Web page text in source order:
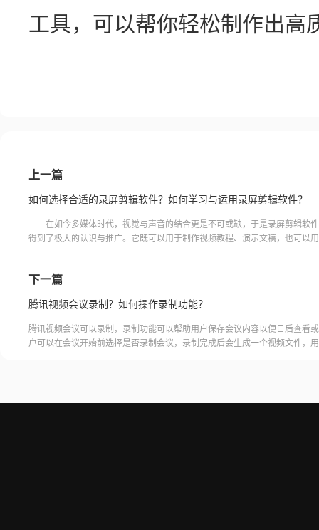
工具，可以帮你轻松制作出高
上一篇
如何选择合适的录屏剪辑软件？如何学习与运用录屏剪辑软件？
在如今多媒体时代，视觉与声音的结合更是不可或缺，于是录屏剪辑软
得到了极大的认识与推广。它既可以用于制作视频教程、演示文稿，也可以
下一篇
腾讯视频会议录制？如何操作录制功能？
腾讯视频会议可以录制，录制功能可以帮助用户保存会议内容以便日后查看
户可以在会议开始前选择是否录制会议，录制完成后会生成一个视频文件，